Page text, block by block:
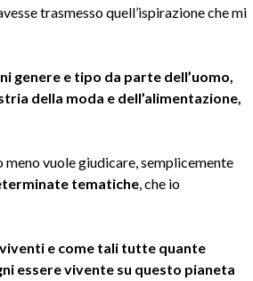
trasmesso quell’ispirazione che mi
genere e tipo da parte dell’uomo,
della moda e dell’alimentazione,
meno vuole giudicare, semplicemente
tematiche, che io
e come tali tutte quante
essere vivente su questo pianeta